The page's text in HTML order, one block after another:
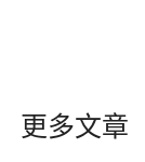
更多文章